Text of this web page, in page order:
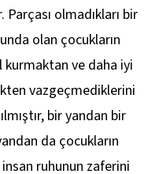
olmadıkları bir
olan çocukların
kurmaktan ve daha iyi
vazgeçmediklerini
bir yandan bir
da çocukların
ruhunun zaferini